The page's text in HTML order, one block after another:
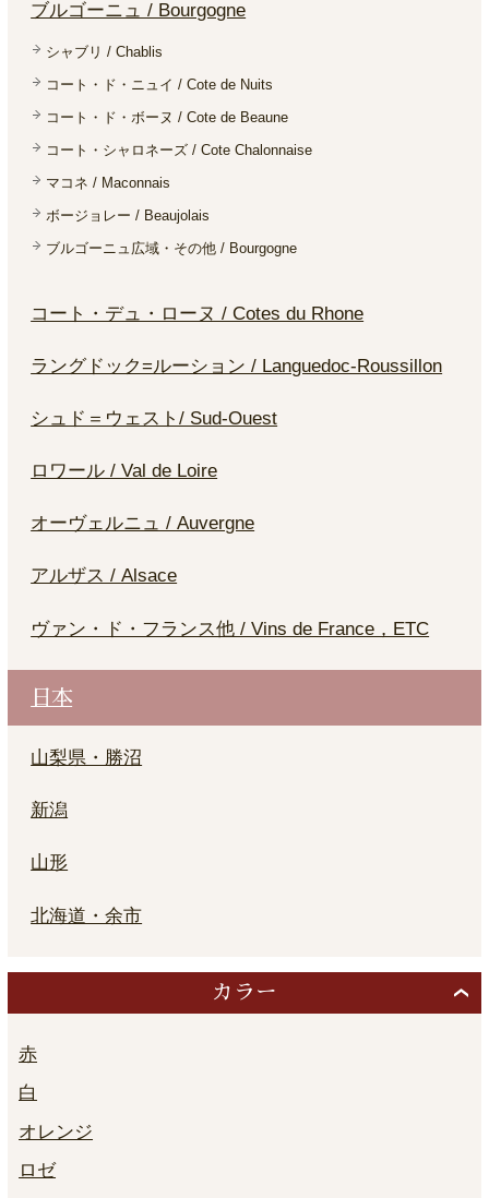
ブルゴーニュ / Bourgogne
シャブリ / Chablis
コート・ド・ニュイ / Cote de Nuits
コート・ド・ボーヌ / Cote de Beaune
コート・シャロネーズ / Cote Chalonnaise
マコネ / Maconnais
ボージョレー / Beaujolais
ブルゴーニュ広域・その他 / Bourgogne
コート・デュ・ローヌ / Cotes du Rhone
ラングドック=ルーション / Languedoc-Roussillon
シュド＝ウェスト/ Sud-Ouest
ロワール / Val de Loire
オーヴェルニュ / Auvergne
アルザス / Alsace
ヴァン・ド・フランス他 / Vins de France，ETC
日本
山梨県・勝沼
新潟
山形
北海道・余市
カラー
赤
白
オレンジ
ロゼ